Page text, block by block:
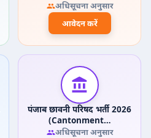
अधिसूचना अनुसार
आवेदन करें
पंजाब छावनी परिषद भर्ती 2026
(Cantonment…
अधिसूचना अनुसार